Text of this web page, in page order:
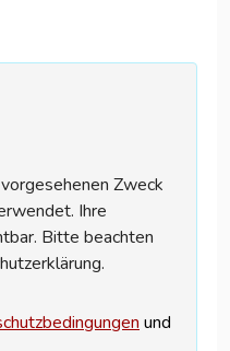
Zweck
Ihre
Bitte beachten
und